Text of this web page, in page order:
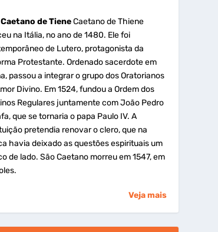
de TieneCaetano de Thiene
na Itália, no ano de 1480. Ele foi
de Lutero, protagonista da
Protestante. Ordenado sacerdote em
passou a integrar o grupo dos Oratorianos
Divino. Em 1524, fundou a Ordem dos
Regulares juntamente com João Pedro
que se tornaria o papa Paulo IV. A
pretendia renovar o clero, que na
havia deixado as questões espirituais um
de lado. São Caetano morreu em 1547, em
Veja mais